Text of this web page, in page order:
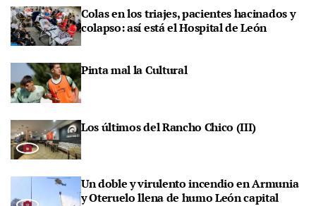
Colas en los triajes, pacientes hacinados y
colapso: así está el Hospital de León
Pinta mal la Cultural
Los últimos del Rancho Chico (III)
Un doble y virulento incendio en Armunia
y Oteruelo llena de humo León capital